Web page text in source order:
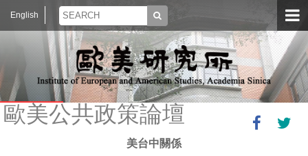
English
歐美公共政策論壇
美台中關係